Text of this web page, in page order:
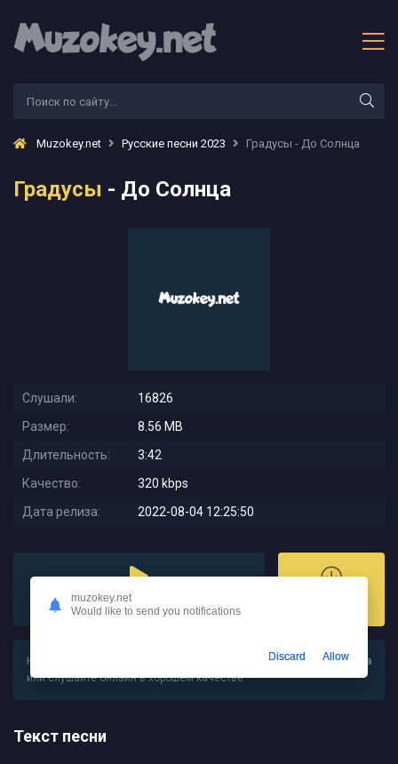
Muzokey.net Русские песни 2023 Градусы - До Солнца
Градусы - До Солнца
Слушали:
16826
Размер:
8.56 MB
Длительность:
3:42
Качество:
320 kbps
Дата релиза:
2022-08-04 12:25:50
Слушать
На этой странице вы можете
скачать песню Градусы - До Солнца
или слушайте онлайн в хорошем качестве
Текст песни
muzokey.net
Would like to send you notifications
Discard Allow